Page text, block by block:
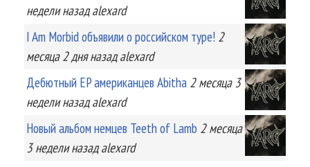
неделиназад alexard
I Am Morbid объявили о российском туре! 2
месяца 2 дняназад alexard
Дебютный EP американцев Abitha 2 месяца 3
неделиназад alexard
Новый альбом немцев Teeth of Lamb 2 месяца
3 неделиназад alexard